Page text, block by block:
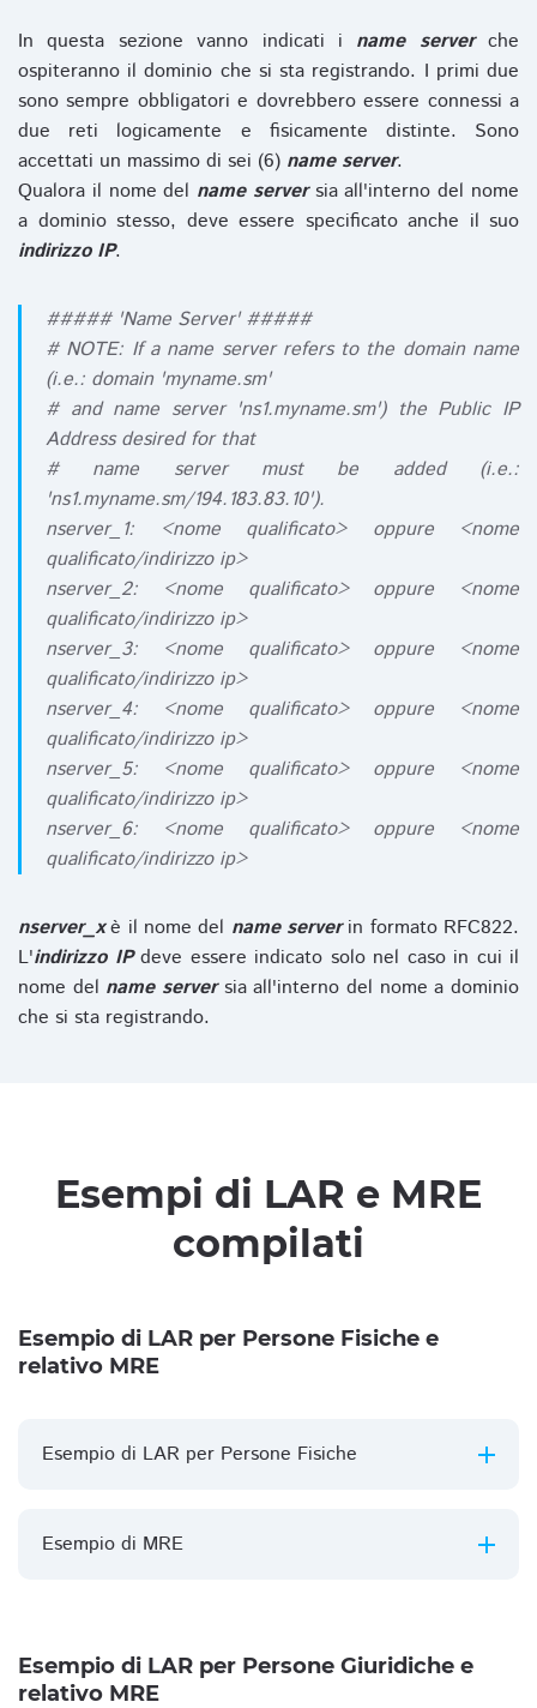
In questa sezione vanno indicati i name serverche
ospiteranno il dominio che si sta registrando. I primi due
sono sempre obbligatori e dovrebbero essere connessi a
due reti logicamente e fisicamente distinte. Sono
accettati un massimo di sei (6) name server.
Qualora il nome del name serversia all'interno del nome
a dominio stesso, deve essere specificato anche il suo
indirizzo IP.
##### 'Name Server' #####
# NOTE: If a name server refers to the domain name
(i.e.: domain 'myname.sm'
# and name server 'ns1.myname.sm') the Public IP
Address desired for that
# name server must be added (i.e.:
'ns1.myname.sm/194.183.83.10').
nserver_1: <nome qualificato> oppure <nome
qualificato/indirizzo ip>
nserver_2: <nome qualificato> oppure <nome
qualificato/indirizzo ip>
nserver_3: <nome qualificato> oppure <nome
qualificato/indirizzo ip>
nserver_4: <nome qualificato> oppure <nome
qualificato/indirizzo ip>
nserver_5: <nome qualificato> oppure <nome
qualificato/indirizzo ip>
nserver_6: <nome qualificato> oppure <nome
qualificato/indirizzo ip>
nserver_xè il nome del name serverin formato RFC822.
L'indirizzo IPdeve essere indicato solo nel caso in cui il
nome del name serversia all'interno del nome a dominio
che si sta registrando.
Esempi di LAR e MRE
compilati
Esempio di LAR per Persone Fisiche e
relativo MRE
Esempio di LAR per Persone Fisiche
Esempio di MRE
Esempio di LAR per Persone Giuridiche e
relativo MRE